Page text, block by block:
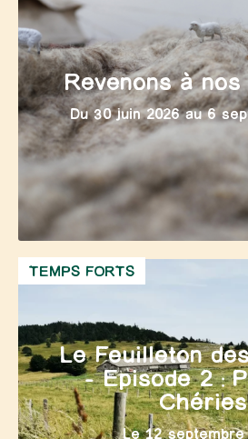
Revenons à
Du 30 juin 2026 au 6
Le Feuilleton
– Episode 2 :
Chéries
Le 12 septembre
TEMPS FORTS